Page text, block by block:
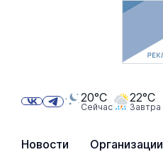
Новости Организации
20°C
Сейчас
22°C
Завтра